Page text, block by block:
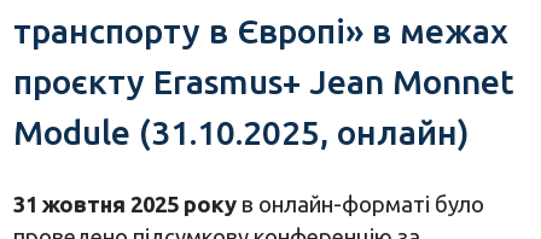
транспорту в Європі» в межах
проєкту Erasmus+ Jean Monnet
Module (31.10.2025, онлайн)
31 жовтня 2025 рокув онлайн-форматі було